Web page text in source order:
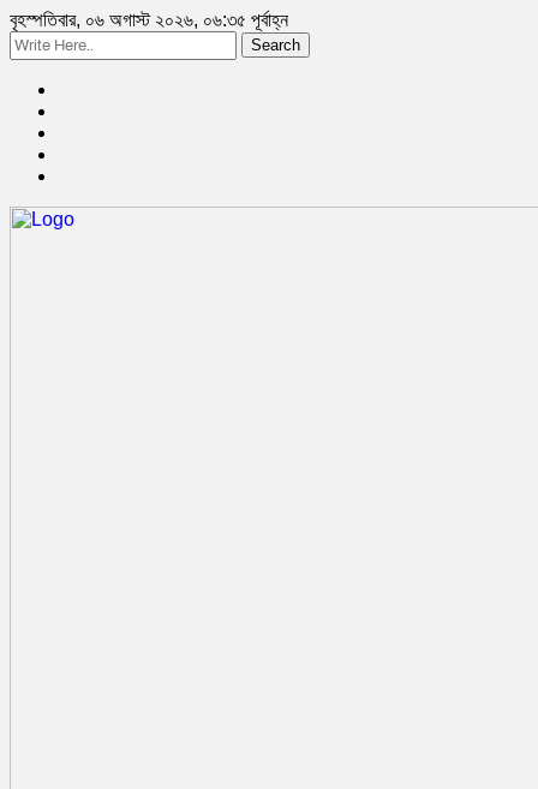
বৃহস্পতিবার, ০৬ অগাস্ট ২০২৬, ০৬:৩৫ পূর্বাহ্ন
Search